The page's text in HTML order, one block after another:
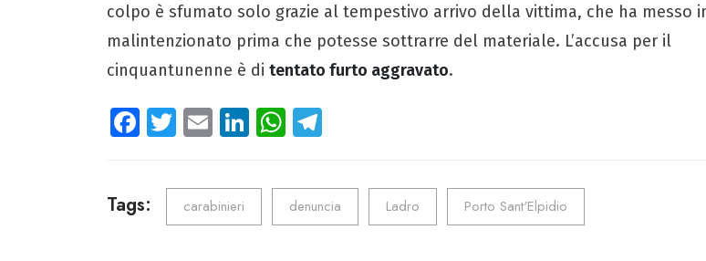
colpo è sfumato solo grazie al tempestivo arrivo della vittima, che ha messo
malintenzionato prima che potesse sottrarre del materiale. L’accusa per il
cinquantunenne è di tentato furto aggravato.
Fa
ce
o
ok
T
wi
tt
er
E
m
ail
Li
nk
e
n
W
ha
ts
A
p
gr
a
m
Tags: carabinieri denuncia Ladro Porto Sant'Elpidio